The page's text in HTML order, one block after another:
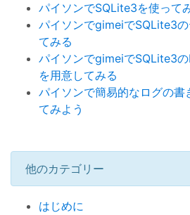
パイソンでSQLite3を使って
パイソンでgimeiでSQLite3
てみる
パイソンでgimeiでSQLite3
を用意してみる
パイソンで簡易的なログの書
てみよう
他のカテゴリー
はじめに